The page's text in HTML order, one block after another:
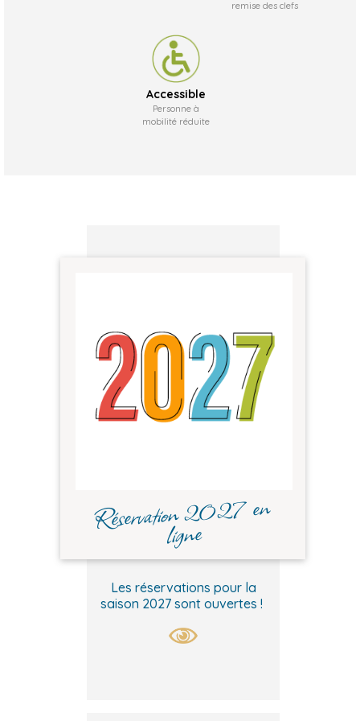
remise des clefs
Accessible
Personne à
mobilité réduite
Réservation 2027 en
ligne
Les réservations pour la
saison 2027 sont ouvertes !